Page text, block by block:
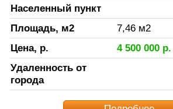
Населенный пункт
Площадь, м2
7,46 м2
Цена, р.
4 500 000р.
Удаленность от
города